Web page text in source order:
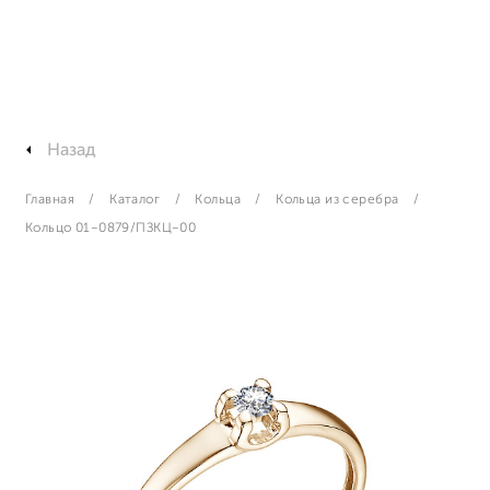
Назад
Главная Каталог Кольца Кольца из серебра
Кольцо 01-0879/ПЗКЦ-00